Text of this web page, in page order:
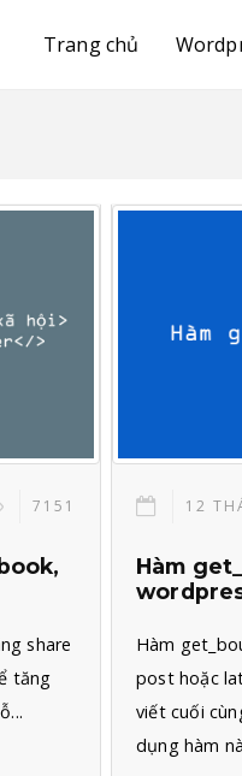
Trang chủ
7151
share
tăng
12
Hàm
Hàm
post hoặc
viết cuối
dụng hàm